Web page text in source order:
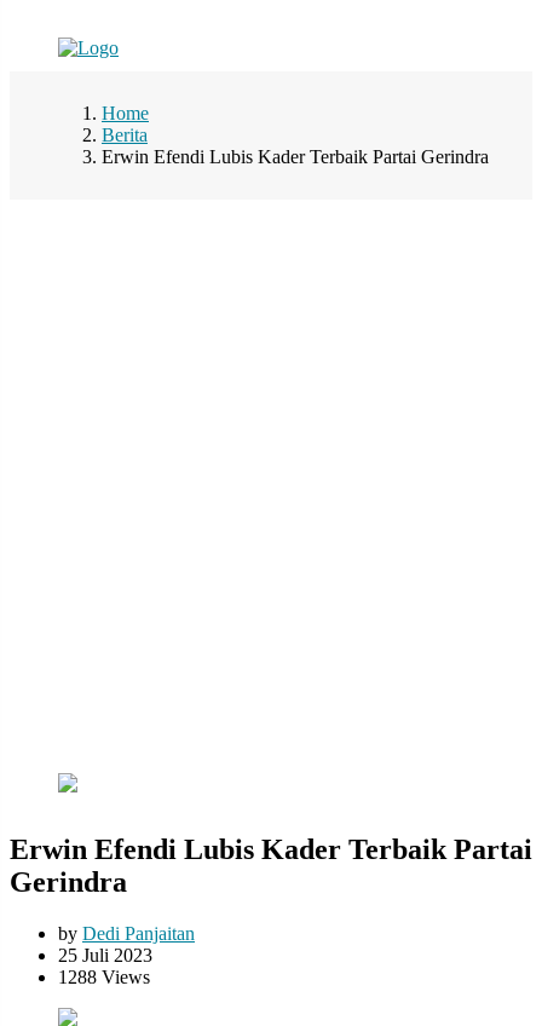
Home
Berita
Erwin Efendi Lubis Kader Terbaik Partai Gerindra
Erwin Efendi Lubis Kader Terbaik Partai
Gerindra
by Dedi Panjaitan
25 Juli 2023
1288 Views